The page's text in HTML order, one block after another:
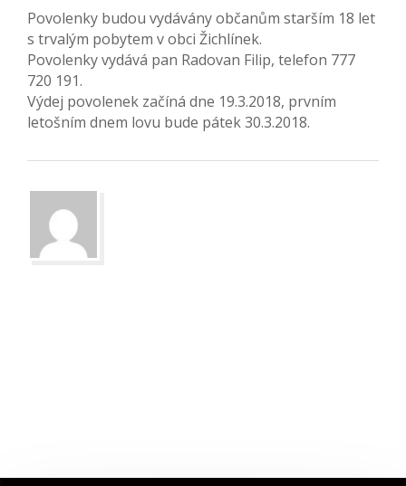
Povolenky budou vydávány občanům starším 18 let
s trvalým pobytem v obci Žichlínek.
Povolenky vydává pan Radovan Filip, telefon 777
720 191.
Výdej povolenek začíná dne 19.3.2018, prvním
letošním dnem lovu bude pátek 30.3.2018.